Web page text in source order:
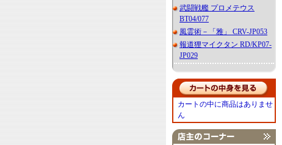
武闘戦艦 プロメテウス
BT04/077
風霊術－「雅」 CRV-JP053
報道狸マイクタン RD/KP07-
JP029
カートの中に商品はありませ
ん